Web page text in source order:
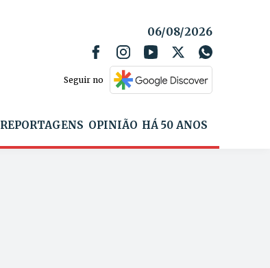
06/08/2026
Seguir no
REPORTAGENS OPINIÃO HÁ 50 ANOS